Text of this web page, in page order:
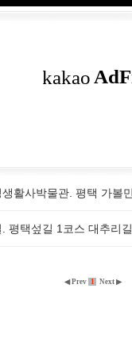
활사박물관. 평택 가볼
평택섶길 1코스 대추리길
◀ Prev 1 Next ▶